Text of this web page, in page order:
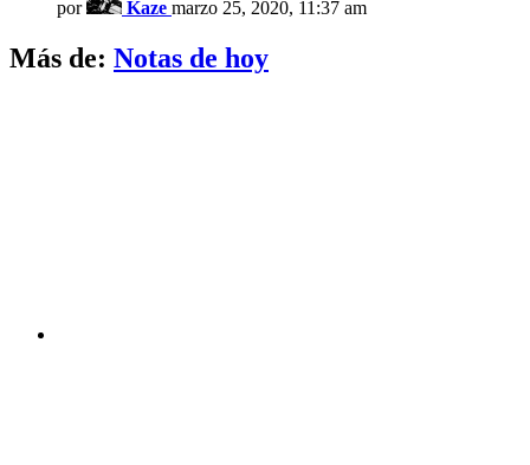
por Kaze marzo 25, 2020, 11:37 am
Más de: Notas de hoy